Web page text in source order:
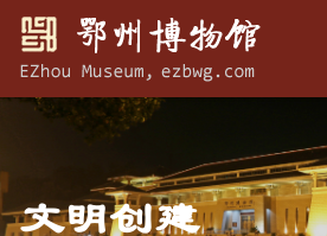
文明创建